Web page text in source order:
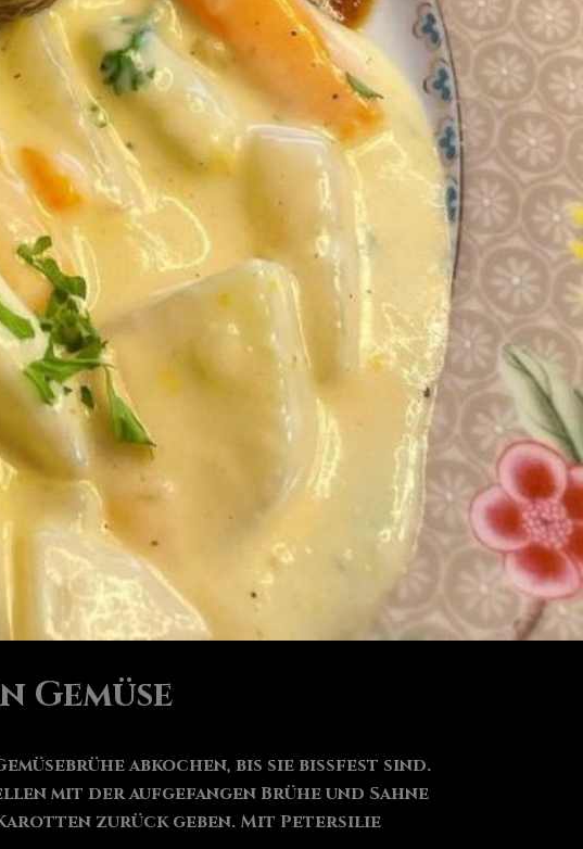
abkochen, bis sie bissfest sind.
mit der aufgefangen Brühe und Sahne
zurück geben. Mit Petersilie